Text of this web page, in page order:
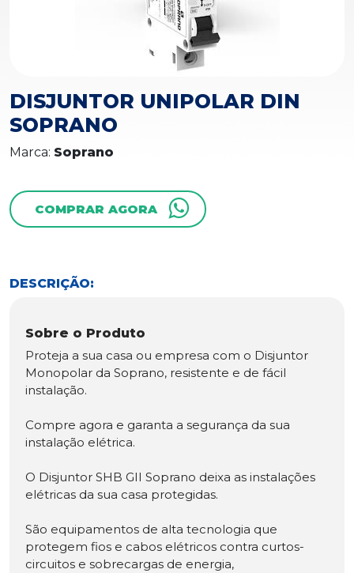
DISJUNTOR UNIPOLAR DIN
SOPRANO
Marca: Soprano
COMPRAR AGORA
DESCRIÇÃO:
Sobre o Produto
Proteja a sua casa ou empresa com o Disjuntor
Monopolar da Soprano, resistente e de fácil
instalação.
Compre agora e garanta a segurança da sua
instalação elétrica.
O Disjuntor SHB GII Soprano deixa as instalações
elétricas da sua casa protegidas.
São equipamentos de alta tecnologia que
protegem fios e cabos elétricos contra curtos-
circuitos e sobrecargas de energia,